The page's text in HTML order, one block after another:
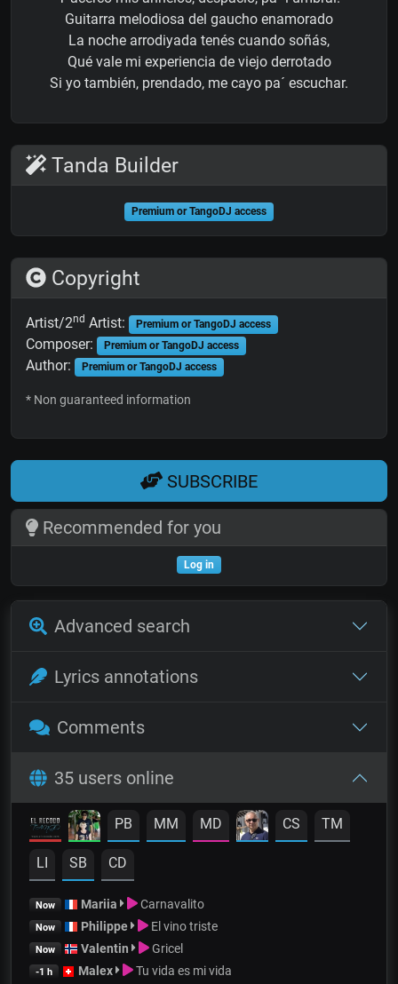
Guitarra melodiosa del gaucho enamorado
La noche arrodiyada tenés cuando soñás,
Qué vale mi experiencia de viejo derrotado
Si yo también, prendado, me cayo pa´ escuchar.
Tanda Builder
Premium or TangoDJ access
Copyright
Artist/2nd Artist: Premium or TangoDJ access
Composer: Premium or TangoDJ access
Author: Premium or TangoDJ access
* Non guaranteed information
SUBSCRIBE
Recommended for you
Log in
Advanced search
Lyrics annotations
Comments
35 users online
PB MM MD CS TM
LI SB CD
Now Mariia Carnavalito
Now Philippe El vino triste
Now Valentin Gricel
-1 h Malex Tu vida es mi vida